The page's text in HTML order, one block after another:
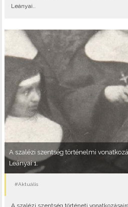
Leányai..
A szalézi szentség történelmi
Leányai 1.
#Aktuális
A szalézi szentség történeti